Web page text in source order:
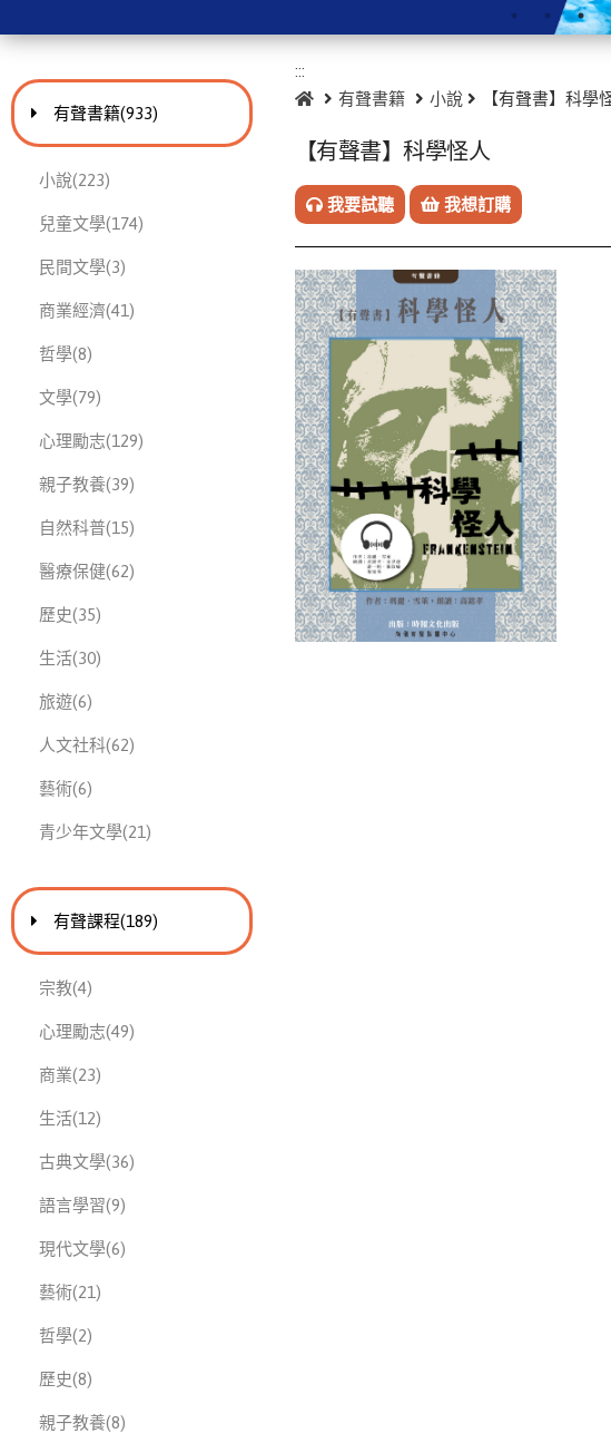
進入
有聲書籍此分類有
(933)
小說此分類有
(223)
兒童文學此分類有
(174)
民間文學此分類有
(3)
商業經濟此分類有
(41)
哲學此分類有
(8)
文學此分類有
(79)
心理勵志此分類有
(129)
親子教養此分類有
(39)
自然科普此分類有
(15)
醫療保健此分類有
(62)
歷史此分類有
(35)
生活此分類有
(30)
旅遊此分類有
(6)
人文社科此分類有
(62)
藝術此分類有
(6)
青少年文學此分類有
(21)
進入
有聲課程此分類有
(189)
宗教此分類有
(4)
心理勵志此分類有
(49)
商業此分類有
(23)
生活此分類有
(12)
古典文學此分類有
(36)
語言學習此分類有
(9)
現代文學此分類有
(6)
藝術此分類有
(21)
哲學此分類有
(2)
歷史此分類有
(8)
親子教養此分類有
(8)
:::
首頁有聲書籍 小說 【有聲書】科學
【有聲書】科學怪人
我要試聽 我想訂購